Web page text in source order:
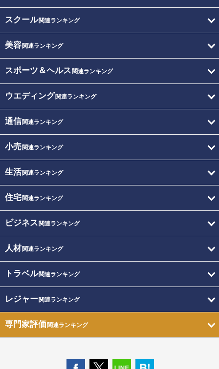
スクール関連ランキング
美容関連ランキング
スポーツ＆ヘルス 関連ランキング
ウエディング関連ランキング
通信関連ランキング
小売関連ランキング
生活関連ランキング
住宅関連ランキング
ビジネス 関連ランキング
人材関連ランキング
トラベル関連ランキング
レジャー関連ランキング
専門家評価関連ランキング